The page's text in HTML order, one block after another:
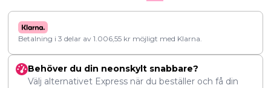
Betalning i 3 delar av 1.006,55 kr möjligt med Klarna.
Behöver du din neonskylt snabbare?
Välj alternativet Express när du beställer och få din